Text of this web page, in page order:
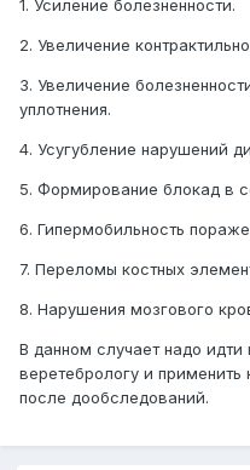
1. Усиление болезненности.
2. Увеличение
3. Увеличение
уплотнения.
4. Усугубление нарушений
5. Формирование блокад в
6. Гипермобильность
7. Переломы костных
8. Нарушения мозгового
В данном случает надо
веретебрологу и
после дообследований.